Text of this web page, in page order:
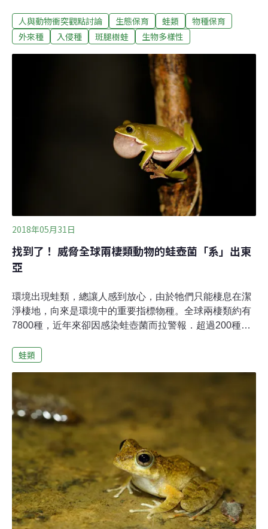
好的借鏡；面對入侵種除惡務盡，希望龍眼雞防治記取教
訓，不要重蹈覆轍，務必維繫台灣生物多樣性。入侵種
megacephalus）原產於華南、香港、印度、越南等地，
2006年記錄到出現在彰化、台中，卻未積極監控，直到
2010年族群已擴散至桃園、新北市，農委會林務局認為應
於局部分布時全面移除，2011年與東華大學自然資源與環
境學系副教授楊懿如研究室合作，培訓志工移除控制。回
顧台灣斑腿樹蛙控制史，2011年剛起步進行移除控制時，
面對排山倒海的社會輿論，楊懿如記憶猶深。斑腿樹蛙外
型可愛，過去買園藝盆栽還會送斑腿樹蛙卵塊，卻必須移
人與動物衝突觀點討論 生態保育 蛙類
物種保育
外來種
入侵種 斑腿樹蛙 生物多樣性
2018年05月31日
找到了！ 威脅全球兩棲類動物的蛙壺菌「系」出東
亞
環境出現蛙類，總讓人感到放心，由於牠們只能棲息在潔
淨棲地，向來是環境中的重要指標物種。全球兩棲類約有
7800種，近年來卻因感染蛙壺菌而拉警報．超過200種兩
表於5月份《科學》期刊、一項跨國大規模研究報告，揭
究報告也成為該期封面故事，台灣研究團隊也參與其中。
蛙類神秘消失 蛙壺菌是禍首 至今束手無策蛙壺菌
（Batrachochytrium dendrobatidis）簡稱為Bd，是一種透
過蛙類皮膚感染，進而導致蛙類心臟衰竭的真菌，至今已
引發上百個兩棲類物種死亡，且束手無策，而被國際自然
保育聯盟（IUCN）列為世界百大外來入侵種。
蛙類